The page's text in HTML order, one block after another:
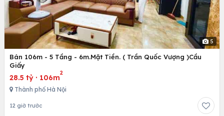
5
Bán 106m - 5 Tầng - 6m.Mặt Tiền. ( Trần Quốc Vượng )Cầu
Giấy
28.5 tỷ · 106m
2
Thành phố Hà Nội
12 giờ trước